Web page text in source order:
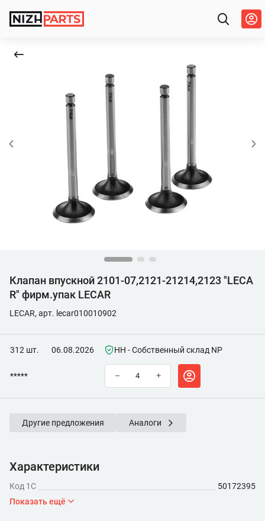
Клапан впускной 2101-07,2121-21214,2123 "LECA
R" фирм.упак LECAR
LECAR, арт. lecar010010902
312 шт. 06.08.2026 НН - Собственный склад NP
***** – +
Другие предложения Аналоги
Характеристики
Код 1С
50172395
Показать ещё